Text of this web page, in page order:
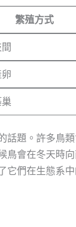
繁殖方式
話題。許多鳥
鳥會在冬天時
它們在生態系